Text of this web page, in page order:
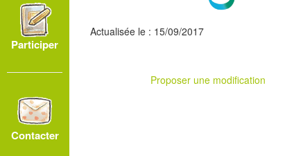
Participer
Contacter
Actualisée le : 15/09/2017
Proposer une modification